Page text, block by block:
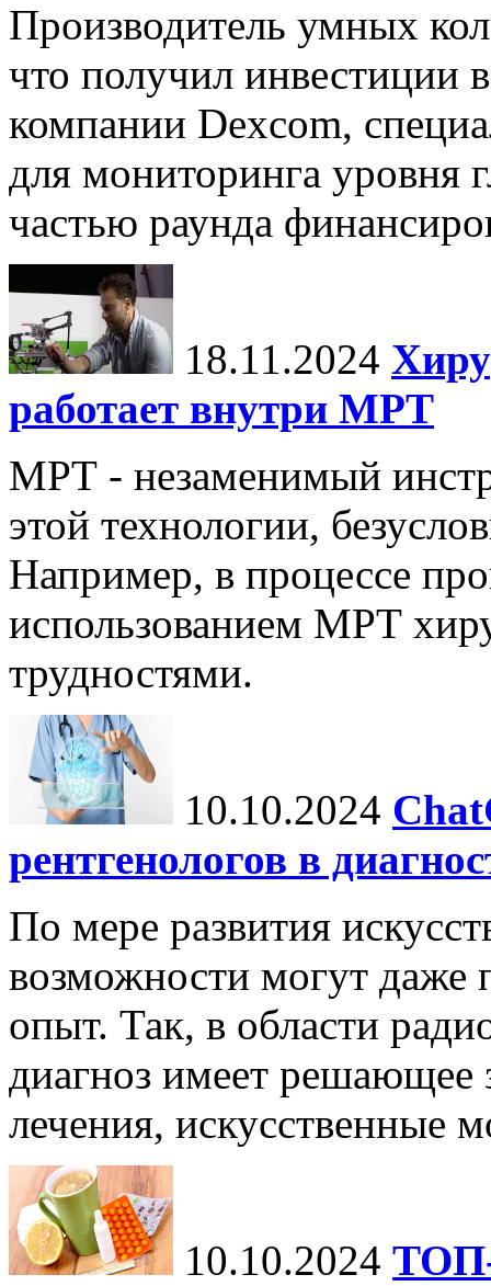
Производитель умных
что получил инвестиции
компании Dexcom,
для мониторинга уровня
частью раунда
18.11.2024
работает внутри МРТ
МРТ - незаменимый
этой технологии,
Например, в процессе
использованием МРТ
трудностями.
10.10.2024
рентгенологов в
По мере развития
возможности могут даже
опыт. Так, в области
диагноз имеет решающее
лечения, искусственные
10.10.2024 ТОП-